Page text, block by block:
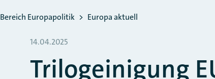
Bereich Europapolitik Europa aktuell
14.04.2025
Trilogeinigung